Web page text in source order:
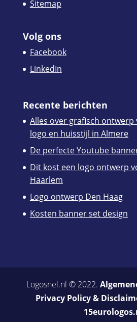
Sitemap
Volg ons
Facebook
LinkedIn
Recente berichten
Alles over grafisch ontwerp
logo en huisstijl in Almere
De perfecte Youtube
Dit kost een logo ontwerp
Haarlem
Logo ontwerp Den Haag
Kosten banner set design
Logosnel.nl © 2022.
Privacy Policy &